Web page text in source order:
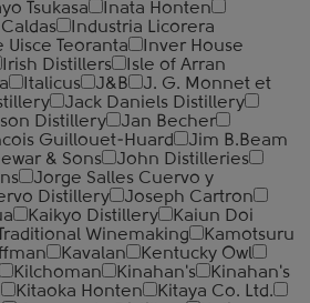
Tsukasa
Inata Honten
Industria Licorera
Uisce Teoranta
Inver House
Irish Distillers
Isle of Arran
Italicus J&B
J. G. Monnet et
Jack Daniels Distillery
Distillery
Jan Becher
Guillouet-Huard
Jim B.Beam
& Sons
John Distilleries
Jorge Salles Cuervo y
Distillery
Joseph Cartron
Kaikyo Distillery
Kaiun Doi
Winemaking
Kamotsuru
Kavalan
Kentucky Owl
Kilchoman Kinahan's
Kinahan's
Kitaoka Honten
Kitaya Co. Ltd.